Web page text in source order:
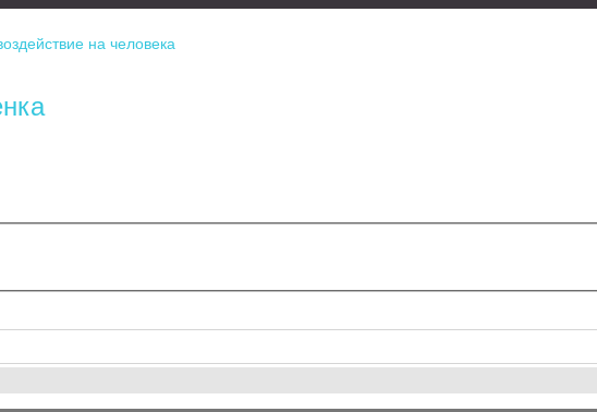
на человека